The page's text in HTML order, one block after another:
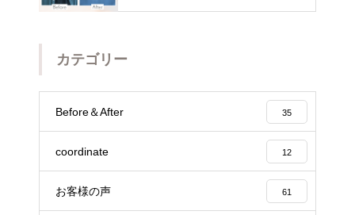
み野
カテゴリー
Before＆After 35
coordinate 12
お客様の声 61